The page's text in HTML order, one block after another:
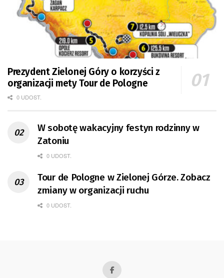
Prezydent Zielonej Góry o korzyści z
organizacji mety Tour de Pologne
0 UDOST.
W sobotę wakacyjny festyn rodzinny w
Zatoniu
0 UDOST.
Tour de Pologne w Zielonej Górze. Zobacz
zmiany w organizacji ruchu
0 UDOST.